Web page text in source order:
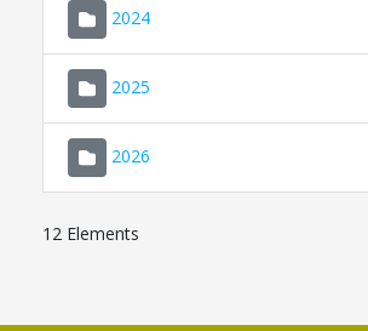
2024
2025
2026
12 Elements